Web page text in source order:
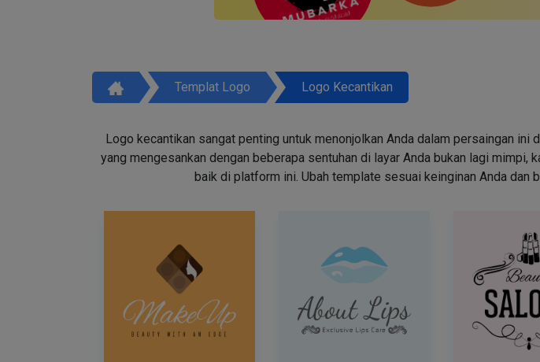
Templat Logo Logo Kecantikan
Logo kecantikan sangat penting untuk menonjolkan Anda dalam persaingan
yang mengesankan dengan beberapa sentuhan di layar Anda bukan lagi
baik di platform ini. Ubah template sesuai keinginan Anda dan